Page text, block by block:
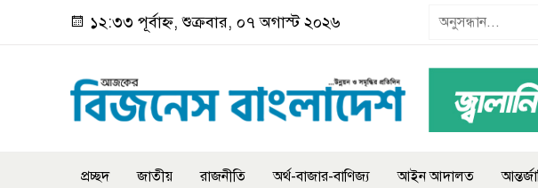
১২:৩৩ পূর্বাহ্ন, শুক্রবার, ০৭ অগাস্ট ২০২৬
প্রচ্ছদ জাতীয় রাজনীতি অর্থ-বাজার-বাণিজ্য আইন আদালত